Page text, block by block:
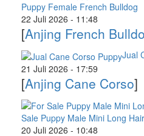
Puppy Female French Bulldog
22 Juli 2026 - 11:48
[Anjing French
Jual
21 Juli 2026 - 17:59
[Anjing Cane Corso]
Sale Puppy Male Mini Long
20 Juli 2026 - 10:48